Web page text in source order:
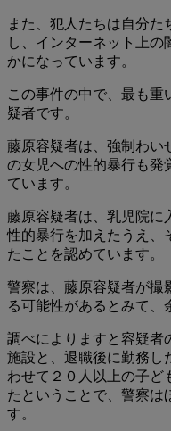
また、犯人たちは自分
し、インターネット上の
かになっています。
この事件の中で、最も重
疑者です。
藤原容疑者は、強制わい
の女児への性的暴行も発
ています。
藤原容疑者は、乳児院に
性的暴行を加えたうえ、
たことを認めています。
警察は、藤原容疑者が撮
る可能性があるとみて、
調べによりますと容疑者
施設と、退職後に勤務し
わせて２０人以上の子ど
たということで、警察は
す。